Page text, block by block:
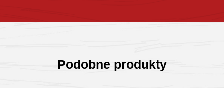
Podobne produkty